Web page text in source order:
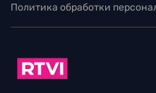
Политика обработки